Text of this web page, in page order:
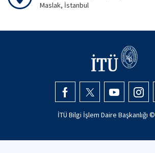
Maslak, İstanbul
İTÜ Bilgi İşlem Daire Başkanlığı ©